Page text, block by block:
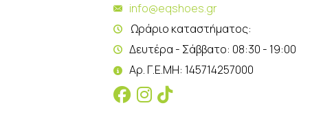
info@eqshoes.gr
Ωράριο καταστήματος:
Δευτέρα - Σάββατο: 08:30 - 19:00
Αρ. Γ.Ε.ΜΗ: 145714257000